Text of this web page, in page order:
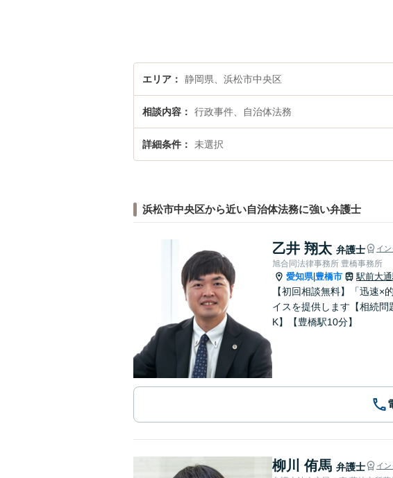
エリア 静岡県、浜松市中央区
相談内容 行政事件、自治体法務
詳細条件 未選択
浜松市中央区から近い自治体法務に強い弁護士
乙井 翔太 弁護士 イ
旭合同法律事務所 豊橋事務所
愛知県| 豊橋市 駅前大
【初回相談無料】「迅速
イスを提供します【相続
K】【豊橋駅10分】
柳川 侑馬 弁護士 イ